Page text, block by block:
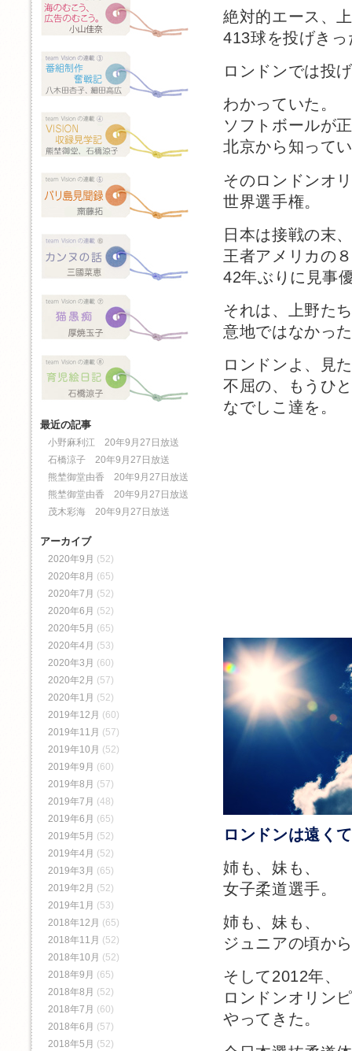
絶対的エース、
413球を投げきっ
ロンドンでは投
わかっていた。
ソフトボールが
北京から知って
そのロンドンオ
世界選手権。
日本は接戦の末
王者アメリカの
42年ぶりに見事
それは、上野た
意地ではなかっ
ロンドンよ、見
不屈の、もうひ
なでしこ達を。
ロンドンは遠く
姉も、妹も、
女子柔道選手。
姉も、妹も、
ジュニアの頃か
そして2012年、
ロンドンオリン
やってきた。
最近の記事
小野麻利江 20年9月27日放送
石橋涼子 20年9月27日放送
熊埜御堂由香 20年9月27日放送
熊埜御堂由香 20年9月27日放送
茂木彩海 20年9月27日放送
アーカイブ
2020年9月 (52)
2020年8月 (65)
2020年7月 (52)
2020年6月 (52)
2020年5月 (65)
2020年4月 (53)
2020年3月 (60)
2020年2月 (57)
2020年1月 (52)
2019年12月 (60)
2019年11月 (57)
2019年10月 (52)
2019年9月 (60)
2019年8月 (57)
2019年7月 (48)
2019年6月 (65)
2019年5月 (52)
2019年4月 (52)
2019年3月 (65)
2019年2月 (52)
2019年1月 (53)
2018年12月 (65)
2018年11月 (52)
2018年10月 (52)
2018年9月 (65)
2018年8月 (52)
2018年7月 (60)
2018年6月 (57)
2018年5月 (52)